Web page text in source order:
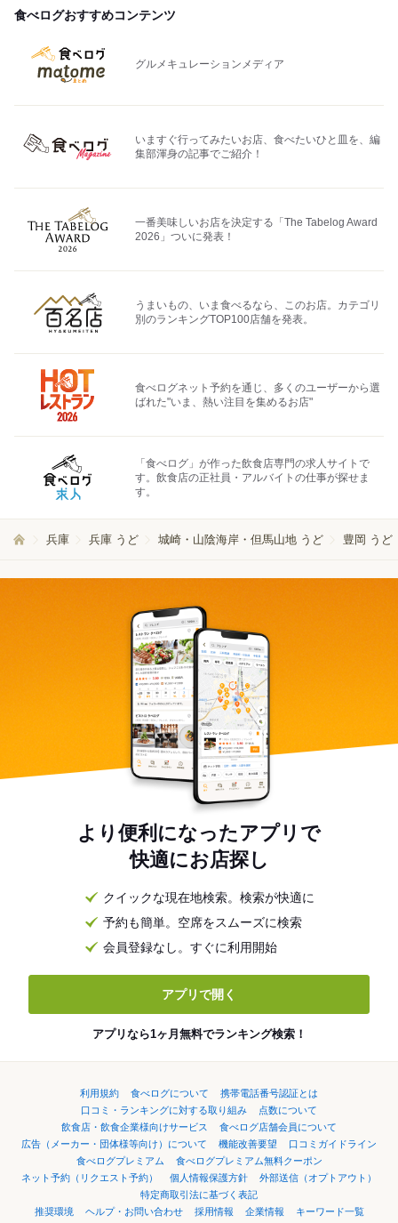
食べログおすすめコンテンツ
グルメキュレーションメディア
いますぐ行ってみたいお店、食べたいひと皿を、編
集部渾身の記事でご紹介！
一番美味しいお店を決定する「The Tabelog Award
2026」ついに発表！
うまいもの、いま食べるなら、このお店。カテゴリ
別のランキングTOP100店舗を発表。
食べログネット予約を通じ、多くのユーザーから選
ばれた"いま、熱い注目を集めるお店"
「食べログ」が作った飲食店専門の求人サイトで
す。飲食店の正社員・アルバイトの仕事が探せま
す。
兵庫 兵庫 うど 城崎・山陰海岸・但馬山地 うど 豊岡 うど
より便利になったアプリで
快適にお店探し
クイックな現在地検索。検索が快適に
予約も簡単。空席をスムーズに検索
会員登録なし。すぐに利用開始
アプリで開く
アプリなら1ヶ月無料でランキング検索！
利用規約 食べログについて
携帯電話番号認証とは
口コミ・ランキングに対する取り組み
点数について
飲食店・飲食企業様向けサービス
食べログ店舗会員について
広告（メーカー・団体様等向け）について
機能改善要望
口コミガイドライン
食べログプレミアム
食べログプレミアム無料クーポン
ネット予約（リクエスト予約）
個人情報保護方針
外部送信（オプトアウト）
特定商取引法に基づく表記
推奨環境
ヘルプ・お問い合わせ 採用情報 企業情報 キーワード一覧